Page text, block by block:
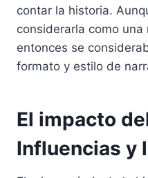
contar la historia.
considerarla como
entonces se
formato y estilo de
El impacto
Influencias y